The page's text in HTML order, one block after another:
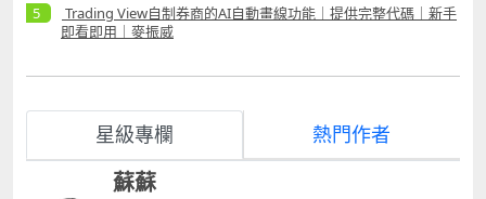
Trading View自制券商的AI自動畫線功能｜提供完整代碼｜新手
即看即用｜麥振威
星級專欄 熱門作者
蘇蘇